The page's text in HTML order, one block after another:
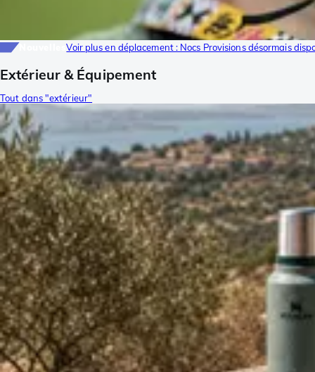
NouvellesVoir plus en déplacement : Nocs Provisions désormais
Extérieur & Équipement
Tout dans "extérieur"